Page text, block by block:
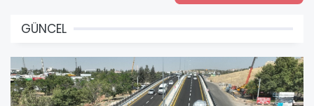
GÜNCEL